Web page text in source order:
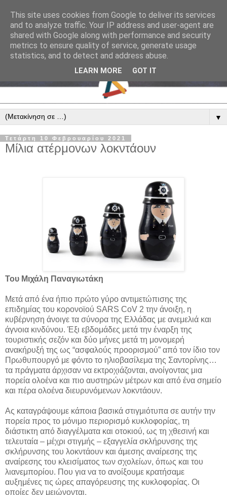
▼
Τετάρτη 10 Φεβρουαρίου 2021
Μίλια ατέρμονων λοκντάουν
Του Μιχάλη Παναγιωτάκη
Μετά από ένα ήπιο πρώτο γύρο αντιμετώπισης της
επιδημίας του κορονοϊού SARS CoV 2 την άνοιξη, η
κυβέρνηση άνοιγε τα σύνορα της Ελλάδας με ανεμελιά και
άγνοια κινδύνου. Έξι εβδομάδες μετά την έναρξη της
τουριστικής σεζόν και δύο μήνες μετά τη μονομερή
ανακήρυξή της ως “ασφαλούς προορισμού” από τον ίδιο τον
Πρωθυπουργό με φόντο το ηλιοβασίλεμα της Σαντορίνης…
τα πράγματα άρχισαν να εκτροχιάζονται, ανοίγοντας μια
πορεία ολοένα και πιο αυστηρών μέτρων και από ένα σημείο
και πέρα ολοένα διευρυνόμενων λοκντάουν.
Ας καταγράψουμε κάποια βασικά στιγμιότυπα σε αυτήν την
πορεία προς το μόνιμο περιορισμό κυκλοφορίας, τη
διάστικτη από διαγγέλματα και οτοκιού, ως τη χθεσινή και
τελευταία – μέχρι στιγμής – εξαγγελία σκλήρυνσης της
σκλήρυνσης του λοκντάουν και άμεσης αναίρεσης της
αναίρεσης του κλεισίματος των σχολείων, όπως και του
λιανεμπορίου. Που για να το ανοίξουμε κρατήσαμε
αυξημένες τις ώρες απαγόρευσης της κυκλοφορίας. Οι
οποίες δεν μειώνονται.
This site uses cookies from Google to deliver its services
and to analyze traffic. Your IP address and user-agent are
shared with Google along with performance and security
metrics to ensure quality of service, generate usage
statistics, and to detect and address abuse.
LEARN MORE GOT IT